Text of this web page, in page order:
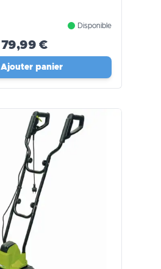
Disponible
79,99 €
Ajouter panier